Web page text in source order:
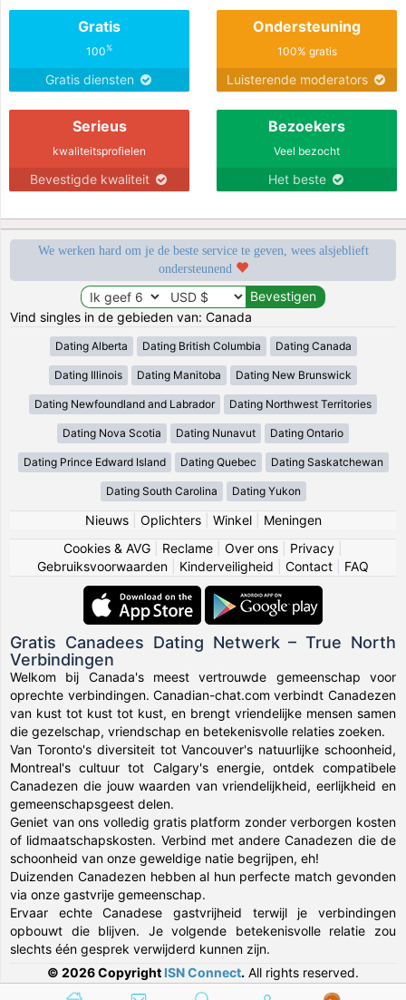
Gratis
100%
Gratis diensten
Ondersteuning
100% gratis
Luisterende moderators
Serieus
kwaliteitsprofielen
Bevestigde kwaliteit
Bezoekers
Veel bezocht
Het beste
We werken hard om je de beste service te geven, wees alsjeblieft
ondersteunend
Vind singles in de gebieden van: Canada
Dating Alberta Dating British Columbia Dating Canada
Dating Illinois Dating Manitoba Dating New Brunswick
Dating Newfoundland and Labrador Dating Northwest Territories
Dating Nova Scotia Dating Nunavut Dating Ontario
Dating Prince Edward Island Dating Quebec Dating Saskatchewan
Dating South Carolina Dating Yukon
Nieuws| Oplichters| Winkel| Meningen
Cookies & AVG
Reclame Over ons Privacy
Gebruiksvoorwaarden
Kinderveiligheid Contact FAQ
Gratis Canadees Dating Netwerk – True North
Verbindingen
Welkom bij Canada's meest vertrouwde gemeenschap voor
oprechte verbindingen. Canadian-chat.com verbindt Canadezen
van kust tot kust tot kust, en brengt vriendelijke mensen samen
die gezelschap, vriendschap en betekenisvolle relaties zoeken.
Van Toronto's diversiteit tot Vancouver's natuurlijke schoonheid,
Montreal's cultuur tot Calgary's energie, ontdek compatibele
Canadezen die jouw waarden van vriendelijkheid, eerlijkheid en
gemeenschapsgeest delen.
Geniet van ons volledig gratis platform zonder verborgen kosten
of lidmaatschapskosten. Verbind met andere Canadezen die de
schoonheid van onze geweldige natie begrijpen, eh!
Duizenden Canadezen hebben al hun perfecte match gevonden
via onze gastvrije gemeenschap.
Ervaar echte Canadese gastvrijheid terwijl je verbindingen
opbouwt die blijven. Je volgende betekenisvolle relatie zou
slechts één gesprek verwijderd kunnen zijn.
© 2026 Copyright ISN Connect. All rights reserved.